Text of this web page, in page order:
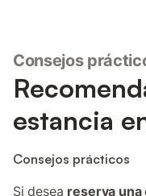
Consejos
estancia
Consejos prácticos
Si desea reserva una